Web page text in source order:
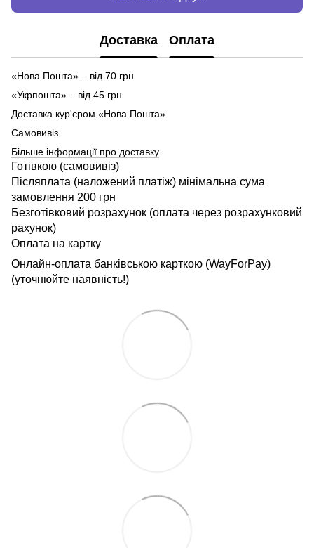
Доставка Оплата
«Нова Пошта» – від 70 грн
«Укрпошта» – від 45 грн
Доставка кур'єром «Нова Пошта»
Самовивіз
Більше інформації про доставку
Готівкою (самовивіз)
Післяплата (наложений платіж) мінімальна сума
замовлення 200 грн
Безготівковий розрахунок (оплата через розрахунковий
рахунок)
Оплата на картку
Онлайн-оплата банківською карткою (WayForPay)
(уточнюйте наявність!)